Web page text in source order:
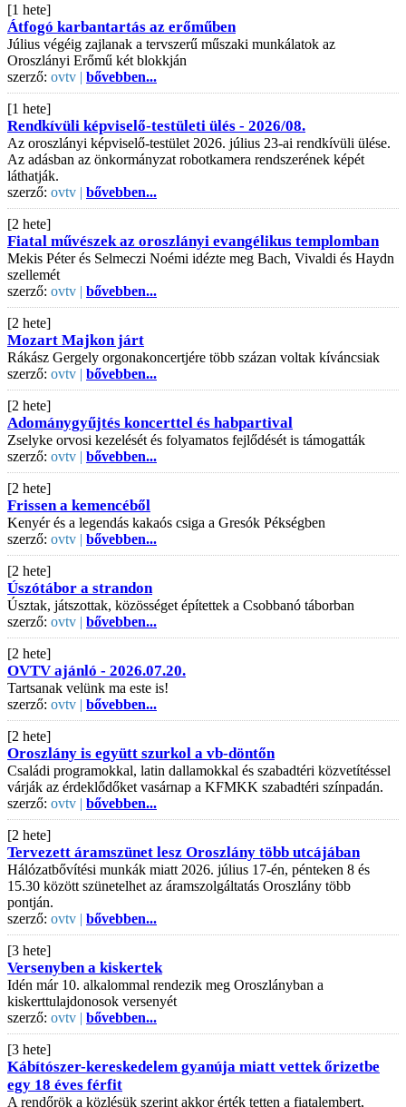
[1 hete]
Átfogó karbantartás az erőműben
Július végéig zajlanak a tervszerű műszaki munkálatok az
Oroszlányi Erőmű két blokkján
szerző: ovtv | bővebben...
[1 hete]
Rendkívüli képviselő-testületi ülés - 2026/08.
Az oroszlányi képviselő-testület 2026. július 23-ai rendkívüli ülése.
Az adásban az önkormányzat robotkamera rendszerének képét
láthatják.
szerző: ovtv | bővebben...
[2 hete]
Fiatal művészek az oroszlányi evangélikus templomban
Mekis Péter és Selmeczi Noémi idézte meg Bach, Vivaldi és Haydn
szellemét
szerző: ovtv | bővebben...
[2 hete]
Mozart Majkon járt
Rákász Gergely orgonakoncertjére több százan voltak kíváncsiak
szerző: ovtv | bővebben...
[2 hete]
Adománygyűjtés koncerttel és habpartival
Zselyke orvosi kezelését és folyamatos fejlődését is támogatták
szerző: ovtv | bővebben...
[2 hete]
Frissen a kemencéből
Kenyér és a legendás kakaós csiga a Gresók Pékségben
szerző: ovtv | bővebben...
[2 hete]
Úszótábor a strandon
Úsztak, játszottak, közösséget építettek a Csobbanó táborban
szerző: ovtv | bővebben...
[2 hete]
OVTV ajánló - 2026.07.20.
Tartsanak velünk ma este is!
szerző: ovtv | bővebben...
[2 hete]
Oroszlány is együtt szurkol a vb-döntőn
Családi programokkal, latin dallamokkal és szabadtéri közvetítéssel
várják az érdeklődőket vasárnap a KFMKK szabadtéri színpadán.
szerző: ovtv | bővebben...
[2 hete]
Tervezett áramszünet lesz Oroszlány több utcájában
Hálózatbővítési munkák miatt 2026. július 17-én, pénteken 8 és
15.30 között szünetelhet az áramszolgáltatás Oroszlány több
pontján.
szerző: ovtv | bővebben...
[3 hete]
Versenyben a kiskertek
Idén már 10. alkalommal rendezik meg Oroszlányban a
kiskerttulajdonosok versenyét
szerző: ovtv | bővebben...
[3 hete]
Kábítószer-kereskedelem gyanúja miatt vettek őrizetbe
egy 18 éves férfit
A rendőrök a közlésük szerint akkor érték tetten a fiatalembert,